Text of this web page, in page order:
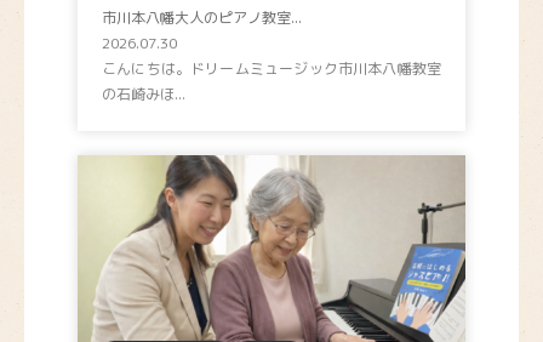
市川本八幡大人のピアノ教室...
2026.07.30
こんにちは。ドリームミュージック市川本八幡教室
の石崎みほ...